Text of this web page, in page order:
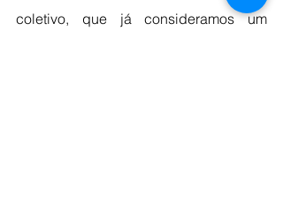
coletivo, que já consideramos um